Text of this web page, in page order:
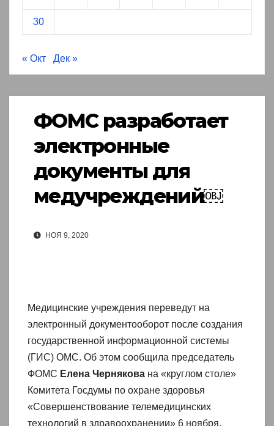
30
« Окт Дек »
ФОМС разработает
электронные
документы для
медучреждений￼
НОЯ 9, 2020
Медицинские учреждения переведут на
электронный документооборот после создания
государственной информационной системы
(ГИС) ОМС. Об этом сообщила председатель
ФОМС Елена Чернякова на «круглом столе»
Комитета Госдумы по охране здоровья
«Совершенствование телемедицинских
технологий в здравоохранении» 6 ноября.